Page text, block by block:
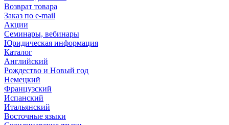
Возврат товара
Заказ по e-mail
Акции
Семинары, вебинары
Юридическая информация
Каталог
Английский
Рождество и Новый год
Немецкий
Французский
Испанский
Итальянский
Восточные языки